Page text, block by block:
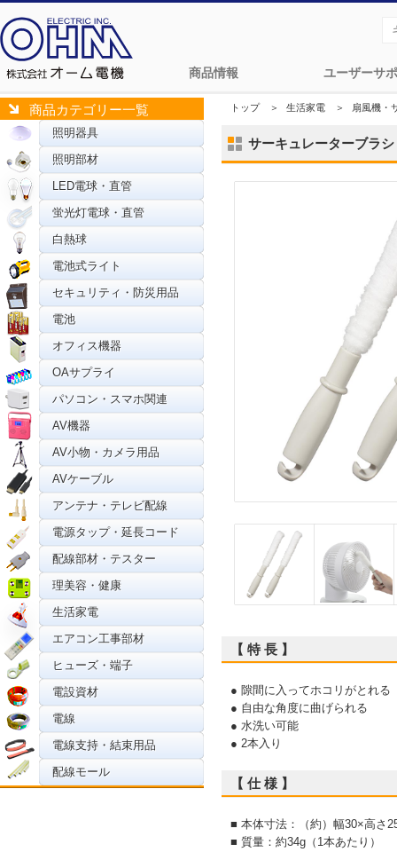
商品情報 ユーザーサ
商品カテゴリー一覧
照明器具
照明部材
LED電球・直管
蛍光灯電球・直管
白熱球
電池式ライト
セキュリティ・防災用品
電池
オフィス機器
OAサプライ
パソコン・スマホ関連
AV機器
AV小物・カメラ用品
AVケーブル
アンテナ・テレビ配線
電源タップ・延長コード
配線部材・テスター
理美容・健康
生活家電
エアコン工事部材
ヒューズ・端子
電設資材
電線
電線支持・結束用品
配線モール
トップ＞ 生活家電 ＞ 扇風機・
サーキュレーターブラ
【 特 長 】
● 隙間に入ってホコリがとれる
● 自由な角度に曲げられる
● 水洗い可能
● 2本入り
【 仕 様 】
■ 本体寸法：（約）幅30×高さ
■ 質量：約34g（1本あたり）